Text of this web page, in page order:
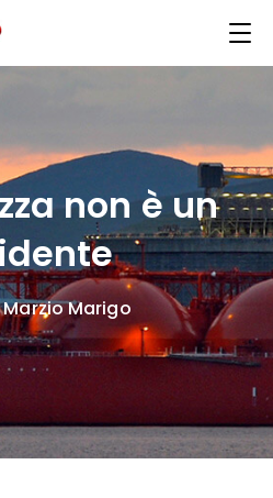
non è un
Marigo